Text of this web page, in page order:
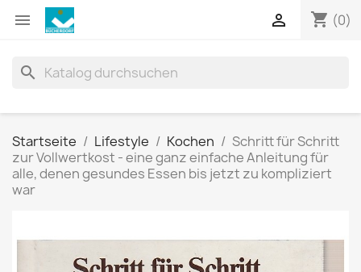
 shopping_cart (0)

search
Startseite Lifestyle Kochen
Schritt für Schritt
zur Vollwertkost - eine ganz einfache Anleitung für
alle, denen gesundes Essen bis jetzt zu kompliziert
war